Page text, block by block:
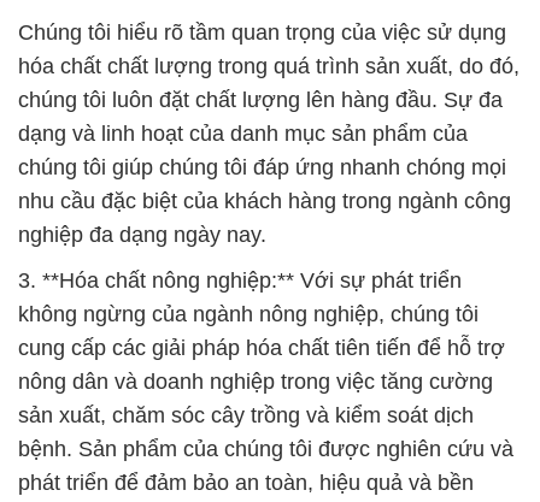
Chúng tôi hiểu rõ tầm quan trọng của việc sử dụng
hóa chất chất lượng trong quá trình sản xuất, do đó,
chúng tôi luôn đặt chất lượng lên hàng đầu. Sự đa
dạng và linh hoạt của danh mục sản phẩm của
chúng tôi giúp chúng tôi đáp ứng nhanh chóng mọi
nhu cầu đặc biệt của khách hàng trong ngành công
nghiệp đa dạng ngày nay.
3. **Hóa chất nông nghiệp:** Với sự phát triển
không ngừng của ngành nông nghiệp, chúng tôi
cung cấp các giải pháp hóa chất tiên tiến để hỗ trợ
nông dân và doanh nghiệp trong việc tăng cường
sản xuất, chăm sóc cây trồng và kiểm soát dịch
bệnh. Sản phẩm của chúng tôi được nghiên cứu và
phát triển để đảm bảo an toàn, hiệu quả và bền